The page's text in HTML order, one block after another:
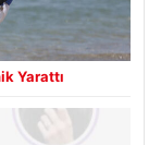
Yarattı